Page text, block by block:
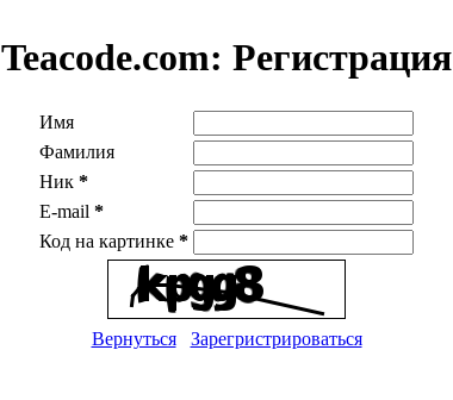
Teacode.com: Регистрация
Имя
Фамилия
Ник *
E-mail *
Код на картинке *
Вернуться Зарегристрироваться